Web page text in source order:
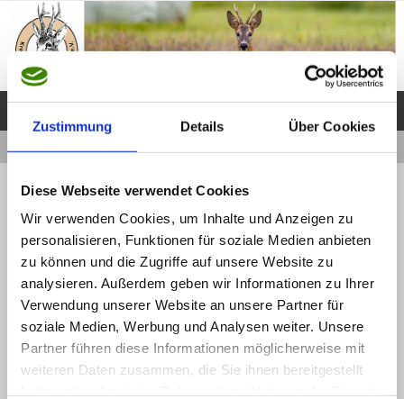
Zustimmung Details Über Cookies
Diese Webseite verwendet Cookies
Wir verwenden Cookies, um Inhalte und Anzeigen zu
personalisieren, Funktionen für soziale Medien anbieten
zu können und die Zugriffe auf unsere Website zu
analysieren. Außerdem geben wir Informationen zu Ihrer
Verwendung unserer Website an unsere Partner für
soziale Medien, Werbung und Analysen weiter. Unsere
Partner führen diese Informationen möglicherweise mit
weiteren Daten zusammen, die Sie ihnen bereitgestellt
Inhalt
« 2025 Umbau Schießstand
46
Webmaster 1 Dezember, 2025
Die Originalgröße beträgt 1600 × 1200 Pixel